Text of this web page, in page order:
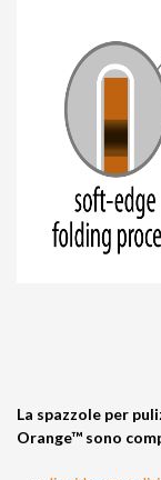
La spazzole per
Orange™ sono